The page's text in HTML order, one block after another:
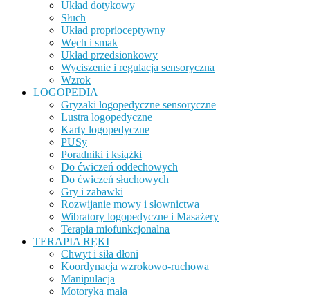
Układ dotykowy
Słuch
Układ proprioceptywny
Węch i smak
Układ przedsionkowy
Wyciszenie i regulacja sensoryczna
Wzrok
LOGOPEDIA
Gryzaki logopedyczne sensoryczne
Lustra logopedyczne
Karty logopedyczne
PUSy
Poradniki i książki
Do ćwiczeń oddechowych
Do ćwiczeń słuchowych
Gry i zabawki
Rozwijanie mowy i słownictwa
Wibratory logopedyczne i Masażery
Terapia miofunkcjonalna
TERAPIA RĘKI
Chwyt i siła dłoni
Koordynacja wzrokowo-ruchowa
Manipulacja
Motoryka mała